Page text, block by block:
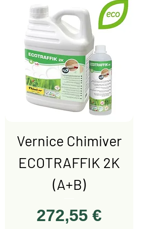
,
3
€
p
e
r
1
t
o
Vernice Chimiver
ECOTRAFFIK 2K
(A+B)
Prezzo
272,55 €